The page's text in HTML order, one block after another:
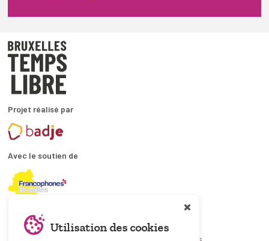
Projet réalisé par
Avec le soutien de
En collaboration avec
et les coordinations ATL bruxelloises.
Utilisation des cookies